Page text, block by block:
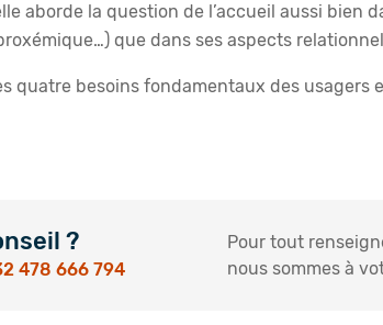
aborde la question de l’accueil aussi bien
que dans ses aspects
quatre besoins fondamentaux des usagers
?
478 666 794
Pour tout
nous sommes à